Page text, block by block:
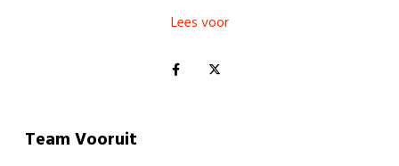
Kinderen en jongeren
Lees voor
Team Vooruit